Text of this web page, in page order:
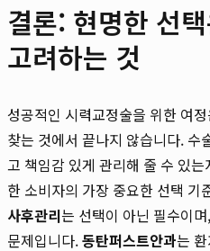
결론: 현명한 선
고려하는 것
성공적인 시력교정술을 위한 여
찾는 것에서 끝나지 않습니다. 수
고 책임감 있게 관리해 줄 수 있
한 소비자의 가장 중요한 선택 기
사후관리는 선택이 아닌 필수이
문제입니다.동탄퍼스트안과는